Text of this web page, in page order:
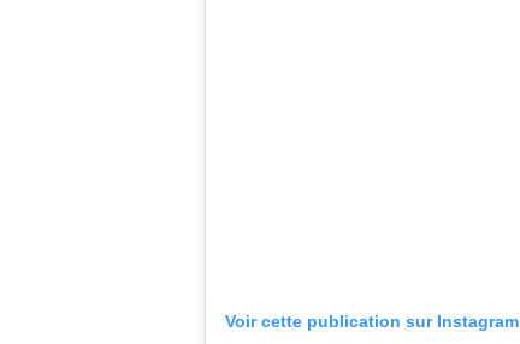
Voir cette publication sur Instagram